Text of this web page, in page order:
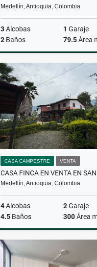
Medellín, Antioquia, Colombia
3Alcobas 1 Garaje
2 Baños 79.5Área
$5.820.000
CASA CAMPESTRE VENTA
Medellín, Antioquia, Colombia
4Alcobas 2Garaje
4.5 Baños 300Área
$850.000.000